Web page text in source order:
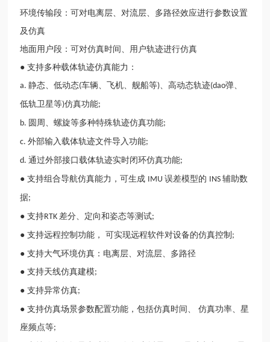
环境传输段：可对电离层、对流层、多路径效应进行参数设置
及仿真
地面用户段：可对仿真时间、用户轨迹进行仿真
● 支持多种载体轨迹仿真能力：
a.静态、低动态(车辆、飞机、舰船等) 、高动态轨迹(dao弹、
低轨卫星等)仿真功能;
b. 圆周、螺旋等多种特殊轨迹仿真功能;
c.外部输入载体轨迹文件导入功能;
d.通过外部接口载体轨迹实时闭环仿真功能;
● 支持组合导航仿真能力，可生成 IMU误差模型的 INS辅助数
据;
● 支持RTK 差分、定向和姿态等测试;
● 支持远程控制功能， 可实现远程软件对设备的仿真控制 ;
● 支持大气环境仿真：电离层、对流层、多路径
● 支持天线仿真建模;
● 支持异常仿真;
● 支持仿真场景参数配置功能，包括仿真时间、 仿真功率、星
座频点等;